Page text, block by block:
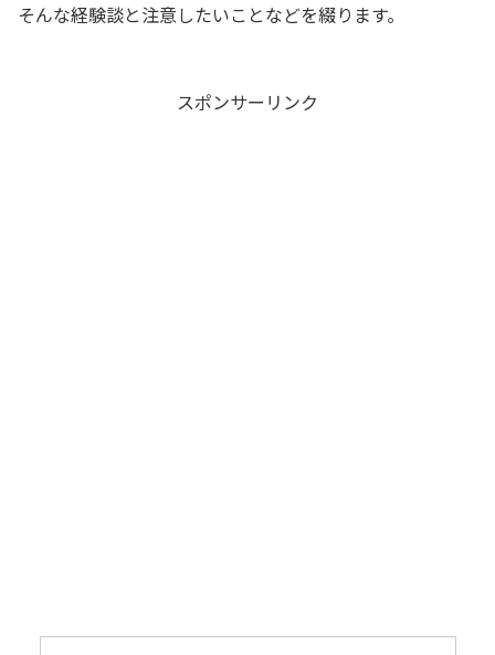
そんな経験談と注意したいことなどを綴ります。
スポンサーリンク